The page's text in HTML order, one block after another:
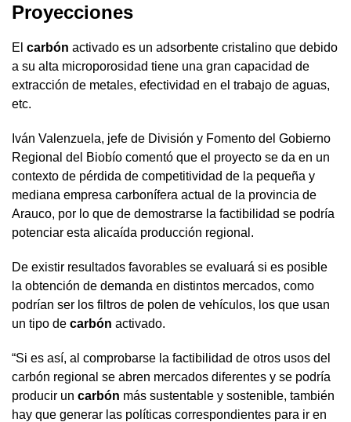
Proyecciones
El carbón activado es un adsorbente cristalino que debido
a su alta microporosidad tiene una gran capacidad de
extracción de metales, efectividad en el trabajo de aguas,
etc.
Iván Valenzuela, jefe de División y Fomento del Gobierno
Regional del Biobío comentó que el proyecto se da en un
contexto de pérdida de competitividad de la pequeña y
mediana empresa carbonífera actual de la provincia de
Arauco, por lo que de demostrarse la factibilidad se podría
potenciar esta alicaída producción regional.
De existir resultados favorables se evaluará si es posible
la obtención de demanda en distintos mercados, como
podrían ser los filtros de polen de vehículos, los que usan
un tipo de carbón activado.
“Si es así, al comprobarse la factibilidad de otros usos del
carbón regional se abren mercados diferentes y se podría
producir un carbón más sustentable y sostenible, también
hay que generar las políticas correspondientes para ir en